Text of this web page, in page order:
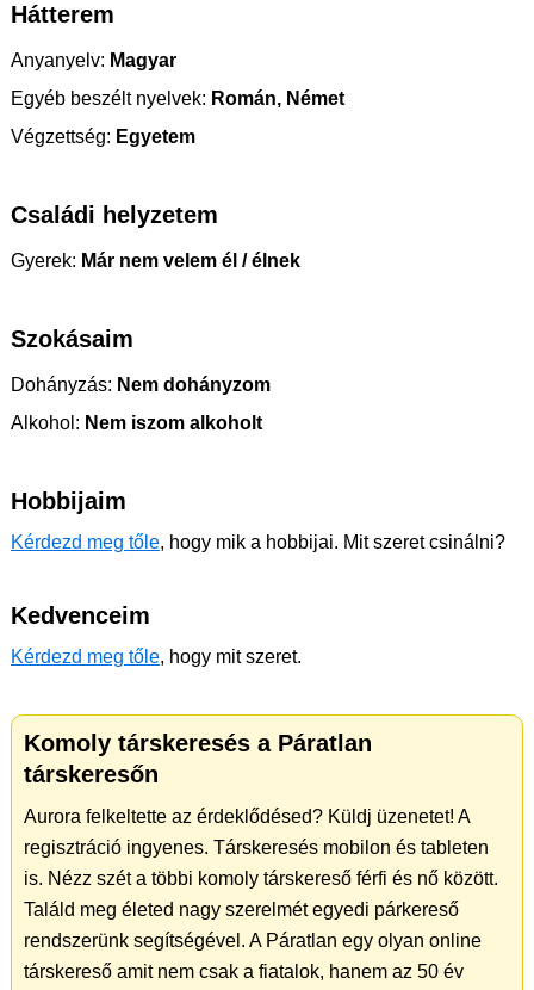
Hátterem
Anyanyelv: Magyar
Egyéb beszélt nyelvek: Román, Német
Végzettség: Egyetem
Családi helyzetem
Gyerek: Már nem velem él / élnek
Szokásaim
Dohányzás: Nem dohányzom
Alkohol: Nem iszom alkoholt
Hobbijaim
Kérdezd meg tőle, hogy mik a hobbijai. Mit szeret csinálni?
Kedvenceim
Kérdezd meg tőle, hogy mit szeret.
Komoly társkeresés a Páratlan
társkeresőn
Aurora felkeltette az érdeklődésed? Küldj üzenetet! A
regisztráció ingyenes. Társkeresés mobilon és tableten
is. Nézz szét a többi komoly társkereső férfi és nő között.
Találd meg életed nagy szerelmét egyedi párkereső
rendszerünk segítségével. A Páratlan egy olyan online
társkereső amit nem csak a fiatalok, hanem az 50 év